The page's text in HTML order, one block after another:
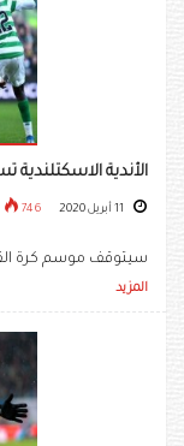
الأندية الاسكتلندية
746
سيتوقف موسم كرة
المزيد